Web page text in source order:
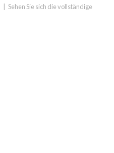
Sehen Sie sich die vollständige